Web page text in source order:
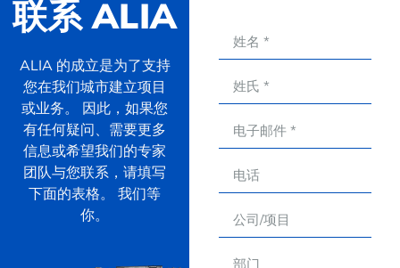
联系 ALIA
ALIA 的成立是为了支持
您在我们城市建立项目
或业务。 因此，如果您
有任何疑问、需要更多
信息或希望我们的专家
团队与您联系，请填写
下面的表格。 我们等
你。